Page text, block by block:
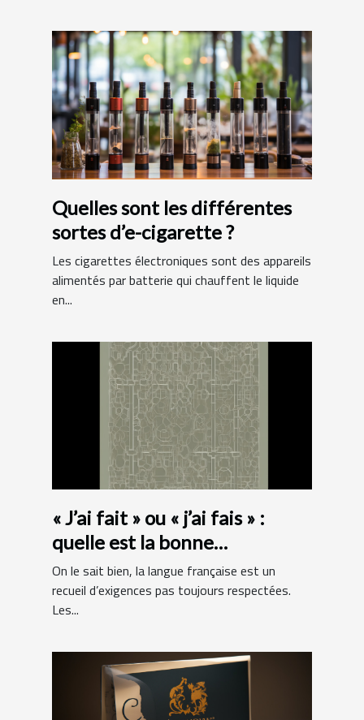
Quelles sont les différentes
sortes d’e-cigarette ?
Les cigarettes électroniques sont des appareils
alimentés par batterie qui chauffent le liquide
en...
« J’ai fait » ou « j’ai fais » :
quelle est la bonne
orthographe ?
On le sait bien, la langue française est un
recueil d’exigences pas toujours respectées.
Les...